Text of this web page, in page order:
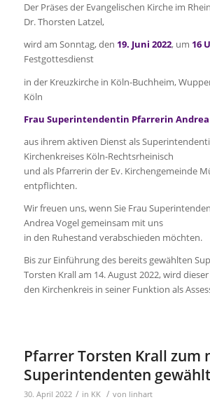
Der Präses der Evangelischen Kirche im
Dr. Thorsten Latzel,
wird am Sonntag, den 19. Juni 2022, um 16
Festgottesdienst
in der Kreuzkirche in Köln-Buchheim,
Köln
Frau Superintendentin Pfarrerin Andrea
aus ihrem aktiven Dienst als
Kirchenkreises Köln-Rechtsrheinisch
und als Pfarrerin der Ev. Kirchengemeinde
entpflichten.
Wir freuen uns, wenn Sie Frau
Andrea Vogel gemeinsam mit uns
in den Ruhestand verabschieden möchten.
Bis zur Einführung des bereits gewählten
Torsten Krall am 14. August 2022, wird
den Kirchenkreis in seiner Funktion als
Pfarrer Torsten Krall zum
Superintendenten gewählt
30. April 2022 / in KK / von linhart